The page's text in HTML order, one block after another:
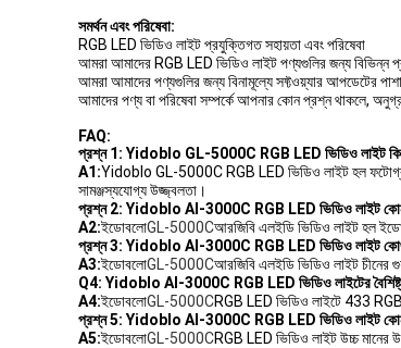
সমর্থন এবং পরিষেবা:
RGB LED ভিডিও লাইট প্রযুক্তিগত সহায়তা এবং পরিষেবা
আমরা আমাদের RGB LED ভিডিও লাইট পণ্যগুলির জন্য বিভিন্ন
আমরা আমাদের পণ্যগুলির জন্য বিনামূল্যে সফ্টওয়্যার আপডেটের
আমাদের পণ্য বা পরিষেবা সম্পর্কে আপনার কোন প্রশ্ন থাকলে,
FAQ:
প্রশ্ন 1: Yidoblo GL-5000C RGB LED ভিডিও লাইট
A1:Yidoblo GL-5000C RGB LED ভিডিও লাইট হল
সামঞ্জস্যযোগ্য উজ্জ্বলতা।
প্রশ্ন 2: Yidoblo AI-3000C RGB LED ভিডিও লাইট কোন
A2:ইডোবলোGL-5000Cআরজিবি এলইডি ভিডিও লাইট হল
প্রশ্ন 3: Yidoblo AI-3000C RGB LED ভিডিও লাইট
A3:ইডোবলোGL-5000Cআরজিবি এলইডি ভিডিও লাইট চীনের
Q4: Yidoblo AI-3000C RGB LED ভিডিও লাইটের
A4:ইডোবলোGL-5000CRGB LED ভিডিও লাইটে 433
প্রশ্ন 5: Yidoblo AI-3000C RGB LED ভিডিও লাইট কোন
A5:ইডোবলোGL-5000CRGB LED ভিডিও লাইট উচ্চ মানের